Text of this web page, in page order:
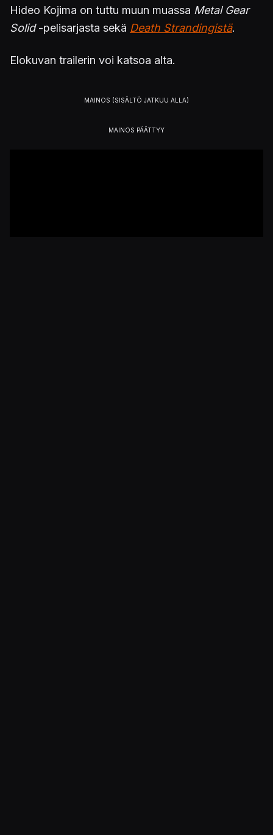
Hideo Kojima on tuttu muun muassa Metal Gear
Solid-pelisarjasta sekä Death Strandingistä.
Elokuvan trailerin voi katsoa alta.